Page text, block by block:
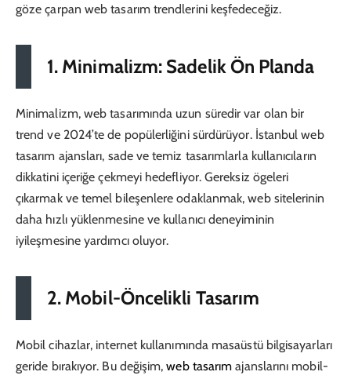
göze çarpan web tasarım trendlerini keşfedeceğiz.
1. Minimalizm: Sadelik Ön Planda
Minimalizm, web tasarımında uzun süredir var olan bir
trend ve 2024’te de popülerliğini sürdürüyor. İstanbul web
tasarım ajansları, sade ve temiz tasarımlarla kullanıcıların
dikkatini içeriğe çekmeyi hedefliyor. Gereksiz ögeleri
çıkarmak ve temel bileşenlere odaklanmak, web sitelerinin
daha hızlı yüklenmesine ve kullanıcı deneyiminin
iyileşmesine yardımcı oluyor.
2. Mobil-Öncelikli Tasarım
Mobil cihazlar, internet kullanımında masaüstü bilgisayarları
geride bırakıyor. Bu değişim,web tasarım ajanslarını mobil-